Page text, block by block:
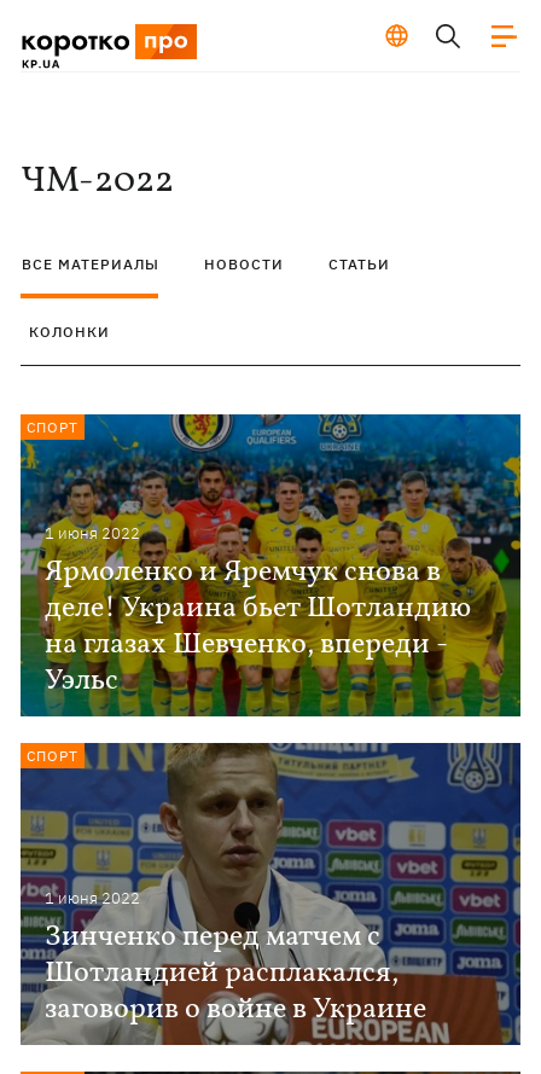
ЧМ-2022
ВСЕ МАТЕРИАЛЫ НОВОСТИ СТАТЬИ
КОЛОНКИ
1 июня 2022
Ярмоленко и Яремчук снова в
деле! Украина бьет Шотландию
на глазах Шевченко, впереди -
Уэльс
СПОРТ
1 июня 2022
Зинченко перед матчем с
Шотландией расплакался,
заговорив о войне в Украине
СПОРТ